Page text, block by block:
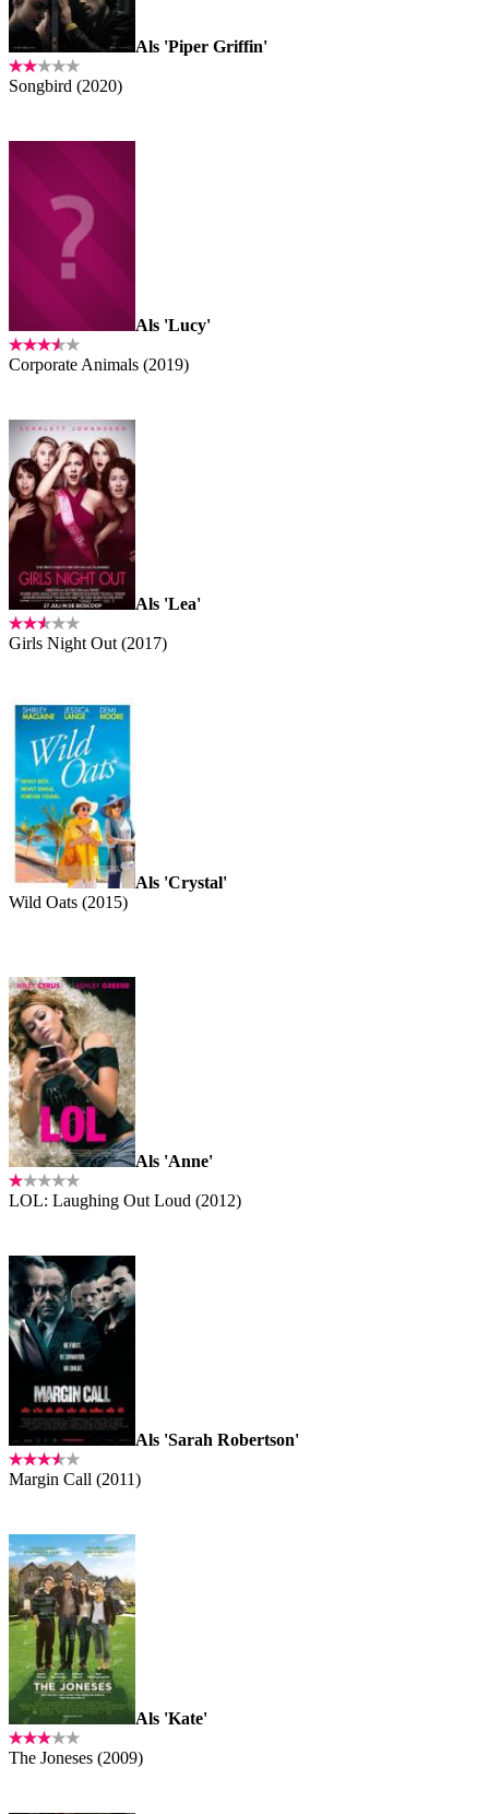
Als 'Piper Griffin'
Songbird (2020)
Als 'Lucy'
Corporate Animals (2019)
Als 'Lea'
Girls Night Out (2017)
Als 'Crystal'
Wild Oats (2015)
Als 'Anne'
LOL: Laughing Out Loud (2012)
Als 'Sarah Robertson'
Margin Call (2011)
Als 'Kate'
The Joneses (2009)